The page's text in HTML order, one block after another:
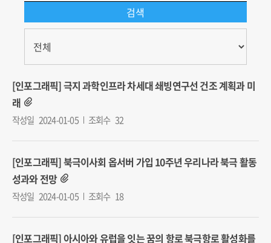
[인포그래픽] 극지 과학인프라 차세대 쇄빙연구선 건조 계획과 미
래
작성일 2024-01-05 조회수 32
[인포그래픽] 북극이사회 옵서버 가입 10주년 우리나라 북극 활동
성과와 전망
작성일 2024-01-05 조회수 18
[인포그래픽] 아시아와 유럽을 잇는 꿈의 항로 북극항로 활성화를